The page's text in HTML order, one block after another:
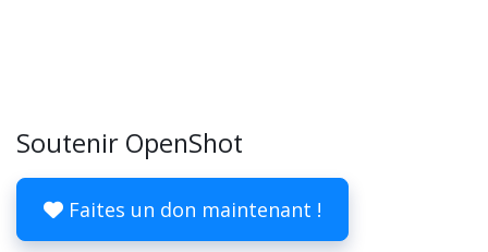
Soutenir OpenShot
Faites un don maintenant !